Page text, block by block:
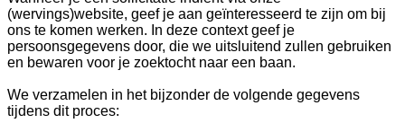
(wervings)website, geef je aan geïnteresseerd te zijn om bij
ons te komen werken. In deze context geef je
persoonsgegevens door, die we uitsluitend zullen gebruiken
en bewaren voor je zoektocht naar een baan.
We verzamelen in het bijzonder de volgende gegevens
tijdens dit proces: